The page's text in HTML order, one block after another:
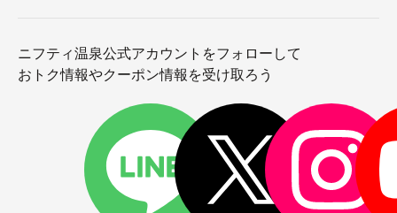
ニフティ温泉公式アカウントをフォローして
おトク情報やクーポン情報を受け取ろう